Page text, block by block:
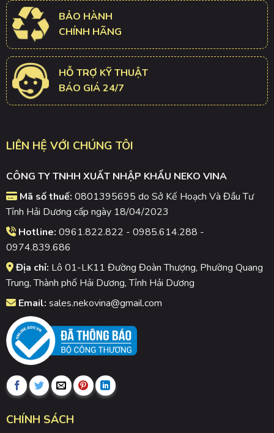
BẢO HÀNH
CHÍNH HÃNG
HỖ TRỢ KỸ THUẬT
BÁO GIÁ 24/7
LIÊN HỆ VỚI CHÚNG TÔI
CÔNG TY TNHH XUẤT NHẬP KHẨU NEKO VINA
Mã số thuế: 0801395695 do Sở Kế Hoạch Và Đầu Tư
Tỉnh Hải Dương cấp ngày 18/04/2023
Hotline: 0961.822.822 - 0985.614.288 -
0974.839.686
Địa chỉ: Lô 01-LK11 Đường Đoàn Thượng, Phường Quang
Trung, Thành phố Hải Dương, Tỉnh Hải Dương
Email: sales.nekovina@gmail.com
CHÍNH SÁCH